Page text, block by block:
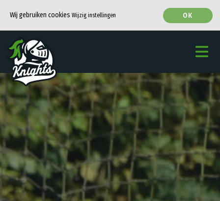
Wij gebruiken cookies Wijzig instellingen OK